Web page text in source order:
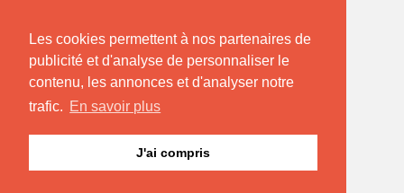
Les cookies permettent à nos partenaires de
publicité et d'analyse de personnaliser le
contenu, les annonces et d'analyser notre
trafic. En savoir plus
J'ai compris